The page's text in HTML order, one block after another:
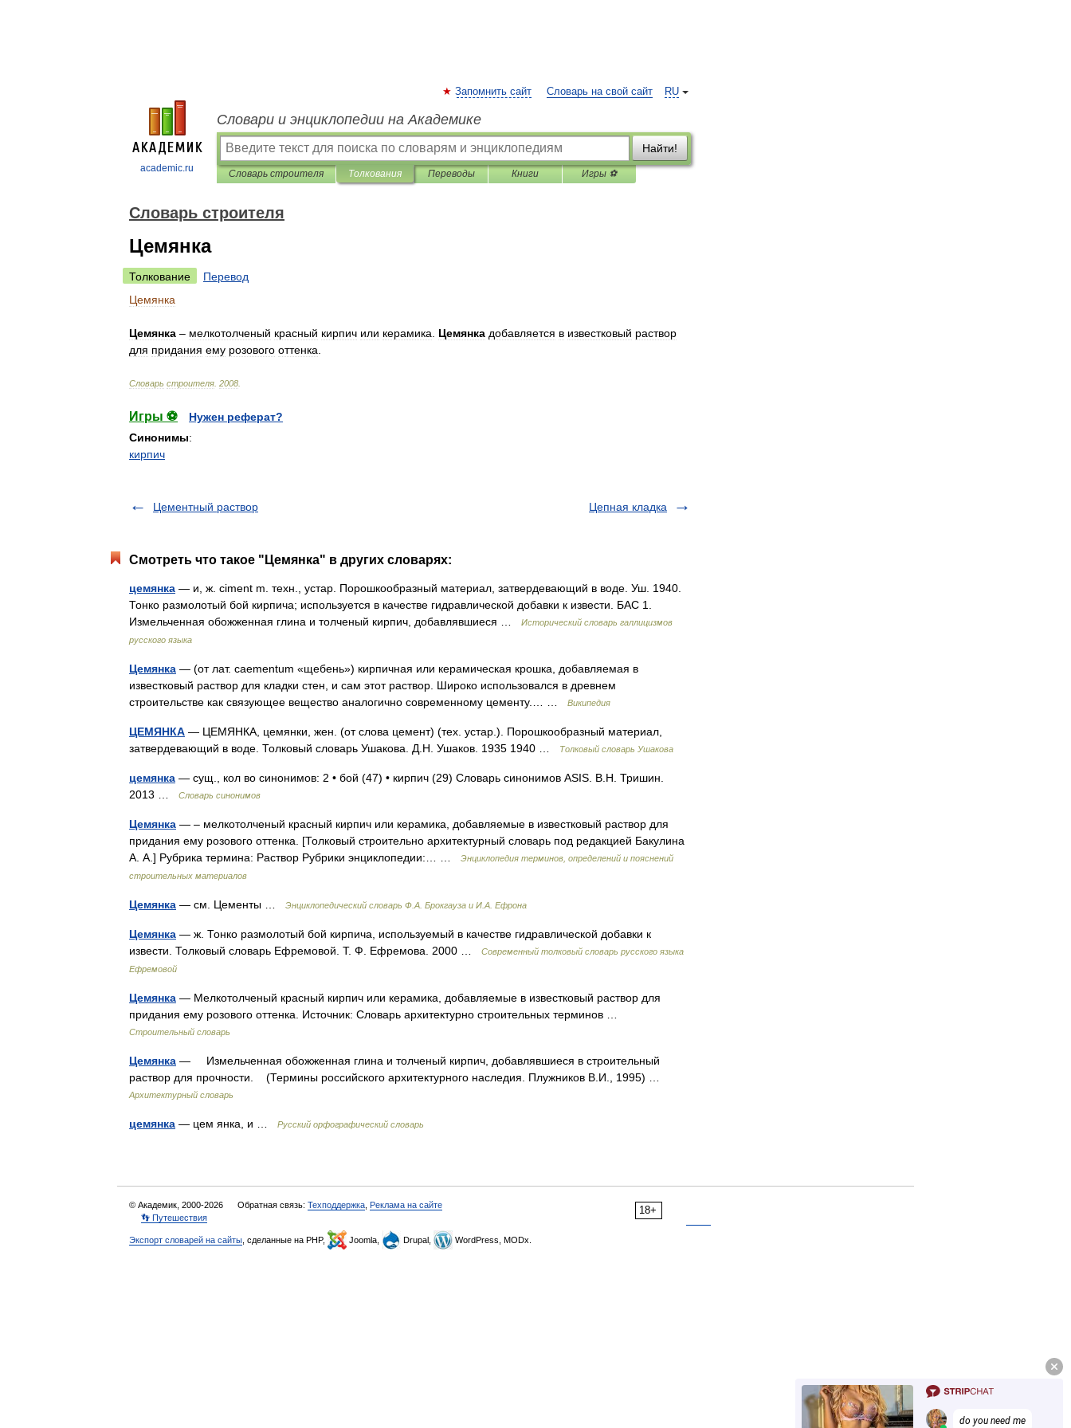
academic.ru
RU
Запомнить сайт Словарь на свой сайт
Словари и энциклопедии на Академике
Найти!
Словарь строителя Толкования Переводы Книги Игры ⚽
Словарь строителя
Цемянка
Толкование
Перевод
Цемянка
Цемянка – мелкотолченый красный кирпич или керамика Цемянка добавляется в известковый раствор
для придания ему розового оттенка
Словарь строителя 2008
Игры ⚽
Нужен реферат?
Синонимы:
кирпич
Цементный раствор Цепная кладка
Смотреть что такое "Цемянка" в других словарях:
цемянка — и, ж. ciment m. техн., устар. Порошкообразный материал, затвердевающий в воде. Уш. 1940.
Тонко размолотый бой кирпича; используется в качестве гидравлической добавки к извести. БАС 1.
Измельченная обожженная глина и толченый кирпич, добавлявшиеся …
Исторический словарь галлицизмов
русского языка
Цемянка — (от лат. caementum «щебень») кирпичная или керамическая крошка, добавляемая в
известковый раствор для кладки стен, и сам этот раствор. Широко использовался в древнем
строительстве как связующее вещество аналогично современному цементу.… …
Википедия
ЦЕМЯНКА — ЦЕМЯНКА, цемянки, жен. (от слова цемент) (тех. устар.). Порошкообразный материал,
затвердевающий в воде. Толковый словарь Ушакова. Д.Н. Ушаков. 1935 1940 …
Толковый словарь Ушакова
цемянка — сущ., кол во синонимов: 2 • бой (47) • кирпич (29) Словарь синонимов ASIS. В.Н. Тришин.
2013 …
Словарь синонимов
Цемянка — – мелкотолченый красный кирпич или керамика, добавляемые в известковый раствор для
придания ему розового оттенка. [Толковый строительно архитектурный словарь под редакцией Бакулина
А. А.] Рубрика термина: Раствор Рубрики энциклопедии:… …
Энциклопедия терминов, определений и пояснений
строительных материалов
Цемянка — см. Цементы … Энциклопедический словарь Ф.А. Брокгауза и И.А. Ефрона
Цемянка — ж. Тонко размолотый бой кирпича, используемый в качестве гидравлической добавки к
извести. Толковый словарь Ефремовой. Т. Ф. Ефремова. 2000 …
Современный толковый словарь русского языка
Ефремовой
Цемянка — Мелкотолченый красный кирпич или керамика, добавляемые в известковый раствор для
придания ему розового оттенка. Источник: Словарь архитектурно строительных терминов …
Строительный словарь
Цемянка — Измельченная обожженная глина и толченый кирпич, добавлявшиеся в строительный
раствор для прочности. (Термины российского архитектурного наследия. Плужников В.И., 1995) …
Архитектурный словарь
цемянка — цем янка, и … Русский орфографический словарь
18+
© Академик, 2000-2026 Обратная связь: Техподдержка Реклама на сайте
👣 Путешествия
Экспорт словарей на сайты , сделанные на PHP, Joomla, Drupal, WordPress, MODx.